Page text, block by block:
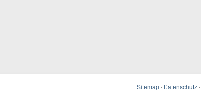
Sitemap · Datenschutz ·